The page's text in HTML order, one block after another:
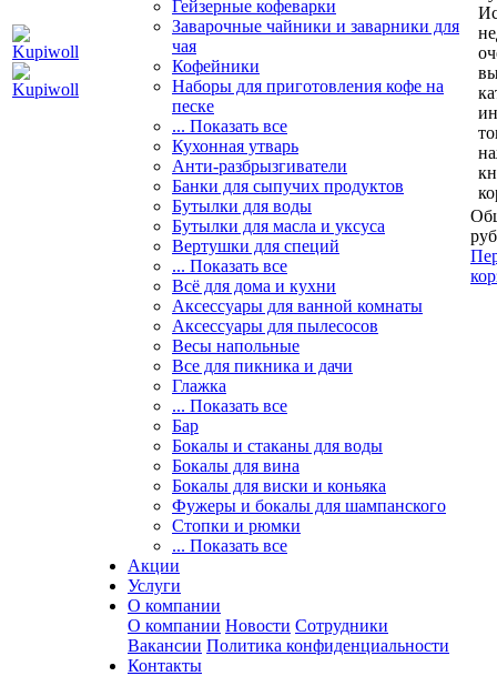
Гейзерные кофеварки
Заварочные чайники и заварники для
чая
Кофейники
Наборы для приготовления кофе на
песке
... Показать все
Кухонная утварь
Анти-разбрызгиватели
Банки для сыпучих продуктов
Бутылки для воды
Бутылки для масла и уксуса
Вертушки для специй
... Показать все
Всё для дома и кухни
Аксессуары для ванной комнаты
Аксессуары для пылесосов
Весы напольные
Все для пикника и дачи
Глажка
... Показать все
Бар
Бокалы и стаканы для воды
Бокалы для вина
Бокалы для виски и коньяка
Фужеры и бокалы для шампанского
Стопки и рюмки
... Показать все
Акции
Услуги
О компании
О компании Новости Сотрудники
Вакансии Политика конфиденциальности
Контакты